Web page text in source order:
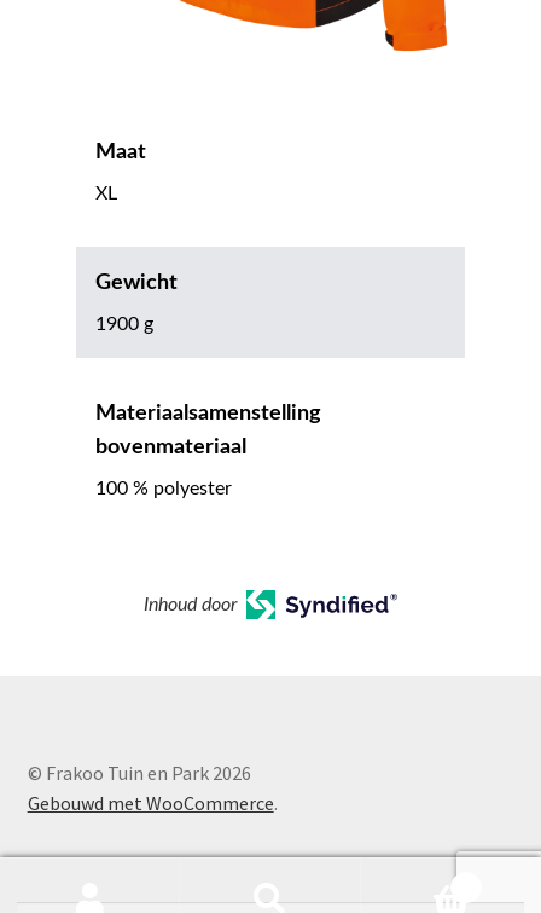
Maat
XL
Gewicht
1900 g
Materiaalsamenstelling
bovenmateriaal
100 % polyester
Inhoud door
© Frakoo Tuin en Park 2026
Gebouwd met WooCommerce.